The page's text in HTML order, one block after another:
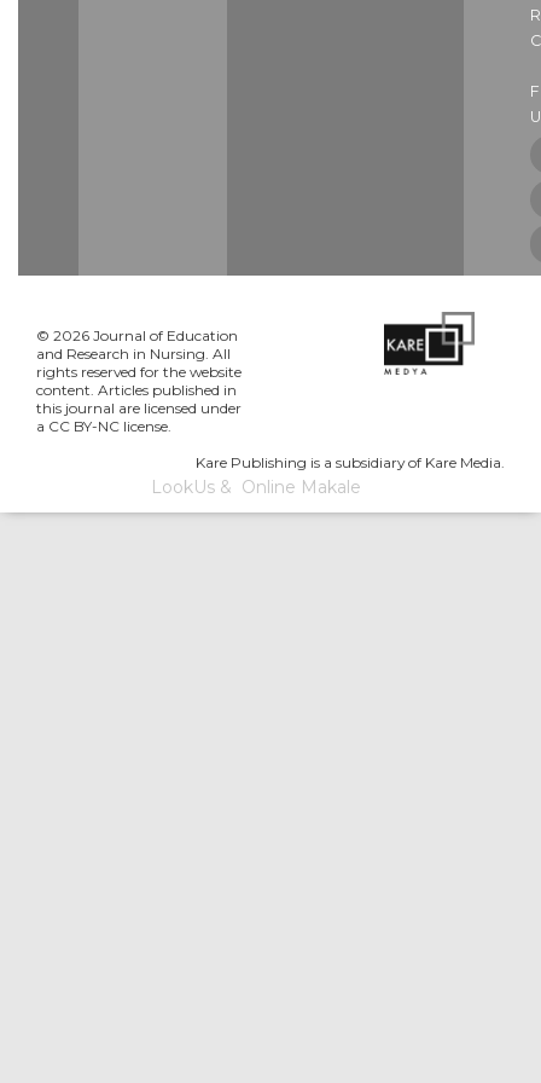
© 2026 Journal of Education
and Research in Nursing. All
rights reserved for the website
content. Articles published in
this journal are licensed under
a CC BY-NC license.
Kare Publishing is a subsidiary of Kare Media.
LookUs& Online Makale